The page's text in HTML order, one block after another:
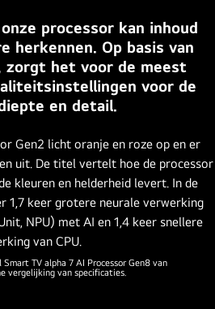
processor kan inhoud
herkennen. Op basis van
zorgt het voor de meest
voor de
en detail.
TV alpha 7 AI Processor Gen8 van
vergelijking van specificaties.